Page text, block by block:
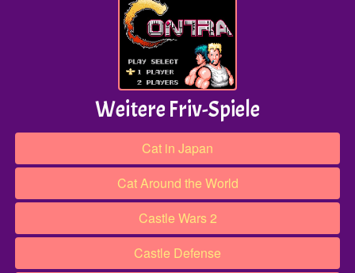
Weitere Friv-Spiele
Cat in Japan
Cat Around the World
Castle Wars 2
Castle Defense